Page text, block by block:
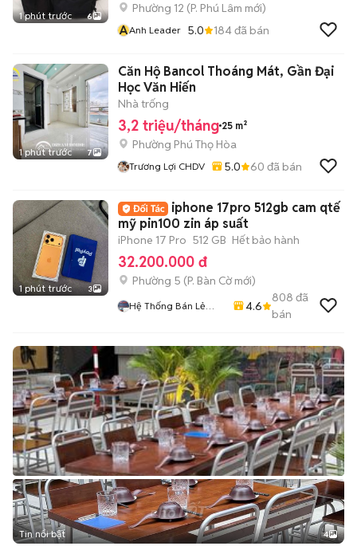
1 phút trước 6
Phường 12 (P. Phú Lâm mới)
AAnh Leader 5.0 184đã bán
1 phút trước 7
Căn Hộ Bancol Thoáng Mát, Gần Đại
Học Văn Hiến
Nhà trống
3,2 triệu/tháng 25 m²
Phường Phú Thọ Hòa
Trương Lợi CHDV 5.0 60 đã bán
1 phút trước 3
iphone 17pro 512gb cam qtế
mỹ pin100 zin áp suất
iPhone 17 Pro 512 GB Hết bảo hành
32.200.000 đ
Phường 5 (P. Bàn Cờmới)
Hệ Thống Bán Lẻ
4.6
808 đã
bán
Tin nổi bật 4